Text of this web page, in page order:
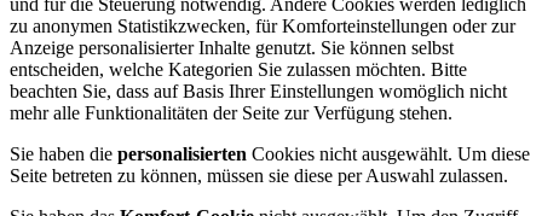
zu anonymen Statistikzwecken, für Komforteinstellungen oder zur
Anzeige personalisierter Inhalte genutzt. Sie können selbst
entscheiden, welche Kategorien Sie zulassen möchten. Bitte
beachten Sie, dass auf Basis Ihrer Einstellungen womöglich nicht
mehr alle Funktionalitäten der Seite zur Verfügung stehen.
Sie haben die personalisierten Cookies nicht ausgewählt. Um diese
Seite betreten zu können, müssen sie diese per Auswahl zulassen.